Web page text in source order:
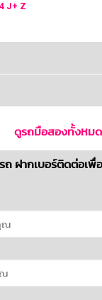
J+ Z
ดูรถมือสองทั้งหมด
ถ ฝากเบอร์ติดต่อเพื่